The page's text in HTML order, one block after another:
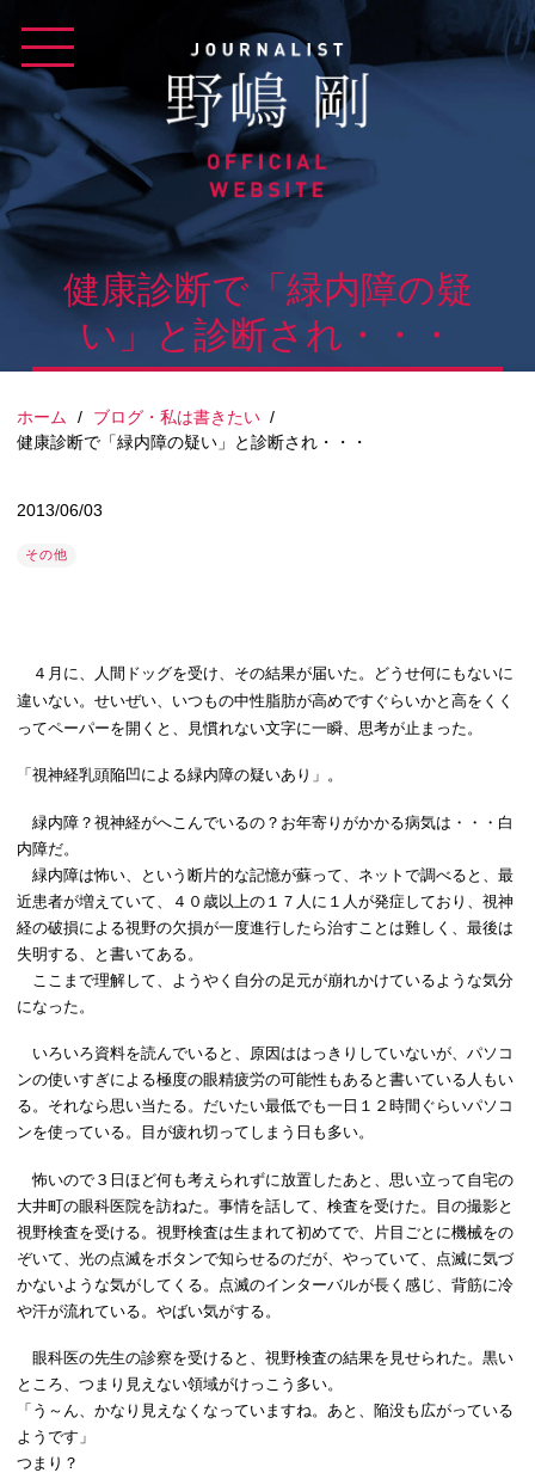
content
健康診断で「緑内障の疑
い」と診断され・・・
ホーム / ブログ・私は書きたい /
健康診断で「緑内障の疑い」と診断され・・・
2013/06/03
その他
４月に、人間ドッグを受け、その結果が届いた。どうせ何にもないに
違いない。せいぜい、いつもの中性脂肪が高めですぐらいかと高をくく
ってペーパーを開くと、見慣れない文字に一瞬、思考が止まった。
「視神経乳頭陥凹による緑内障の疑いあり」。
緑内障？視神経がへこんでいるの？お年寄りがかかる病気は・・・白
内障だ。
緑内障は怖い、という断片的な記憶が蘇って、ネットで調べると、最
近患者が増えていて、４０歳以上の１７人に１人が発症しており、視神
経の破損による視野の欠損が一度進行したら治すことは難しく、最後は
失明する、と書いてある。
ここまで理解して、ようやく自分の足元が崩れかけているような気分
になった。
いろいろ資料を読んでいると、原因ははっきりしていないが、パソコ
ンの使いすぎによる極度の眼精疲労の可能性もあると書いている人もい
る。それなら思い当たる。だいたい最低でも一日１２時間ぐらいパソコ
ンを使っている。目が疲れ切ってしまう日も多い。
怖いので３日ほど何も考えられずに放置したあと、思い立って自宅の
大井町の眼科医院を訪ねた。事情を話して、検査を受けた。目の撮影と
視野検査を受ける。視野検査は生まれて初めてで、片目ごとに機械をの
ぞいて、光の点滅をボタンで知らせるのだが、やっていて、点滅に気づ
かないような気がしてくる。点滅のインターバルが長く感じ、背筋に冷
や汗が流れている。やばい気がする。
眼科医の先生の診察を受けると、視野検査の結果を見せられた。黒い
ところ、つまり見えない領域がけっこう多い。
「う～ん、かなり見えなくなっていますね。あと、陥没も広がっている
ようです」
つまり？